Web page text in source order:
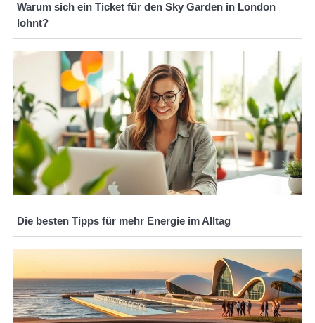
Warum sich ein Ticket für den Sky Garden in London
lohnt?
Die besten Tipps für mehr Energie im Alltag